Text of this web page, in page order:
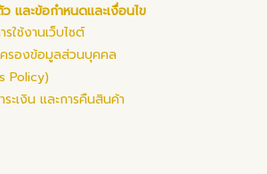
และข้อกำหนดและเงื่อนไข
ใช้งานเว็บไซต์
ครองข้อมูลส่วนบุคคล
Policy)
ะเงิน และการคืนสินค้า